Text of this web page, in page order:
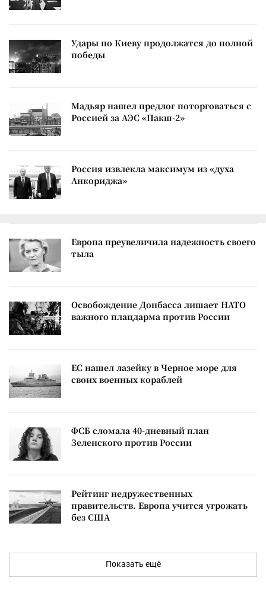
Удары по Киеву продолжатся до полной
победы
Мадьяр нашел предлог поторговаться с
Россией за АЭС «Пакш-2»
Россия извлекла максимум из «духа
Анкориджа»
Европа преувеличила надежность своего
тыла
Освобождение Донбасса лишает НАТО
важного плацдарма против России
ЕС нашел лазейку в Черное море для
своих военных кораблей
ФСБ сломала 40-дневный план
Зеленского против России
Рейтинг недружественных
правительств. Европа учится угрожать
без США
Показать ещё